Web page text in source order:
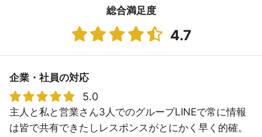
総合満足度
4.7
企業・社員の対応
5.0
主人と私と営業さん3人でのグループLINEで常に情報
は皆で共有できたしレスポンスがとにかく早く的確。